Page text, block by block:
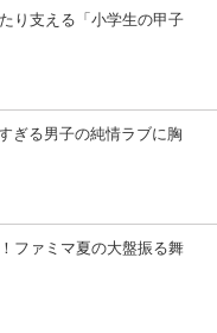
り支える「小学生の甲子
ぎる男子の純情ラブに胸
ファミマ夏の大盤振る舞